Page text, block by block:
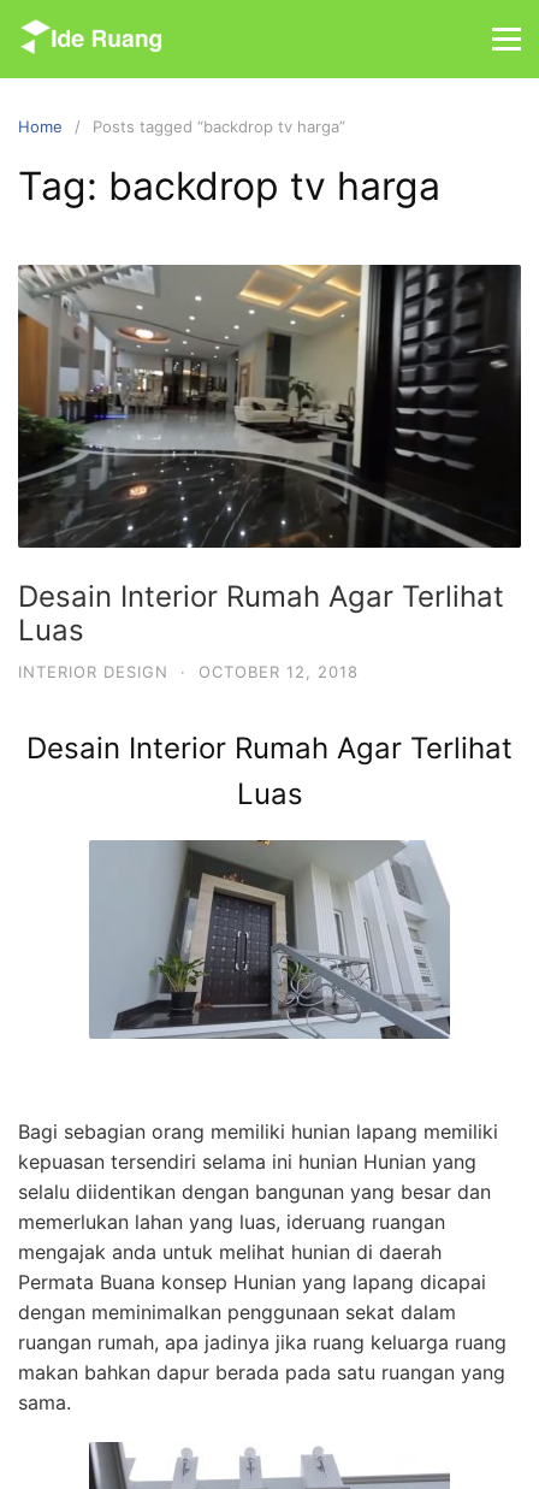
i
Home Posts tagged “backdrop tv harga”
Tag: backdrop tv harga
Desain Interior Rumah Agar Terlihat
Luas
INTERIOR DESIGN · OCTOBER 12, 2018
Desain Interior Rumah Agar Terlihat
Luas
Bagi sebagian orang memiliki hunian lapang memiliki
kepuasan tersendiri selama ini hunian Hunian yang
selalu diidentikan dengan bangunan yang besar dan
memerlukan lahan yang luas, ideruang ruangan
mengajak anda untuk melihat hunian di daerah
Permata Buana konsep Hunian yang lapang dicapai
dengan meminimalkan penggunaan sekat dalam
ruangan rumah, apa jadinya jika ruang keluarga ruang
makan bahkan dapur berada pada satu ruangan yang
sama.